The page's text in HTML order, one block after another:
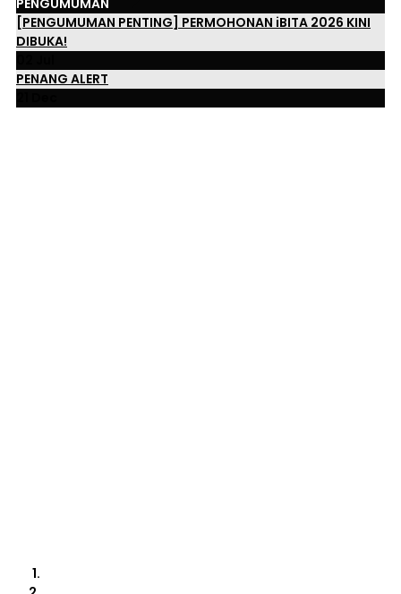
PENGUMUMAN
[PENGUMUMAN PENTING] PERMOHONAN iBITA 2026 KINI
DIBUKA!
PENANG ALERT